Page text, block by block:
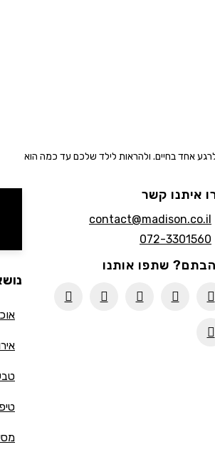
אחד בחיים. ולהראות לילד שלכם עד כמה הוא
איתנו קשר
contact@madison.co.il
072-3301560
שתפו אותנו